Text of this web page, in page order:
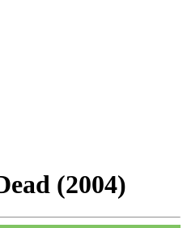
(2004)